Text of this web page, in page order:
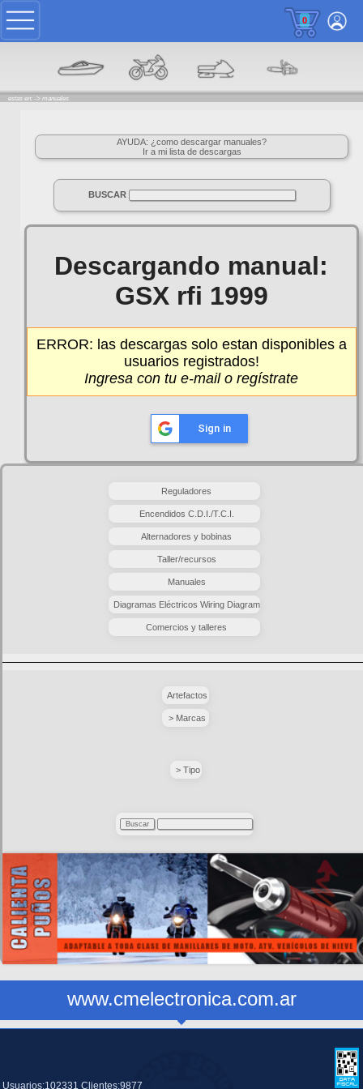
0
estas en: -> manuales
AYUDA: ¿como descargar manuales?
Ir a mi lista de descargas
BUSCAR
Descargando manual:
GSX rfi 1999
ERROR: las descargas solo estan disponibles a
usuarios registrados!
Ingresa con tu e-mail oregístrate
Sign in
Reguladores
Encendidos C.D.I./T.C.I.
Alternadores y bobinas
Taller/recursos
Manuales
Diagramas Eléctricos Wiring Diagram
Comercios y talleres
Artefactos
> Marcas
> Tipo
www.cmelectronica.com.ar
Usuarios:102331 Clientes:9877